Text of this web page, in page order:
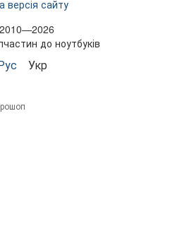
версія сайту
до ноутбуків
Укр